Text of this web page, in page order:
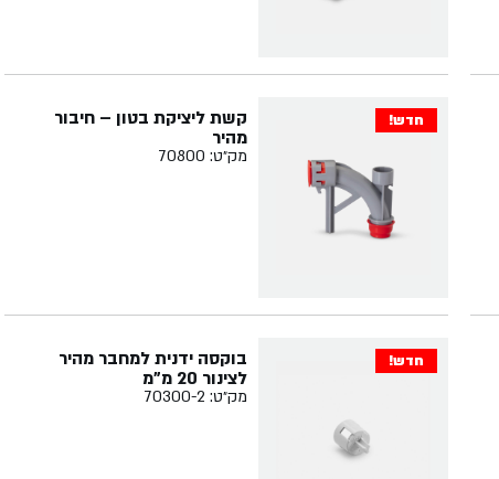
חדש!
קשת ליציקת בטון – חיבור
מהיר
מק״ט: 70800
חדש!
בוקסה ידנית למחבר מהיר
לצינור 20 מ"מ
מק״ט: 70300-2